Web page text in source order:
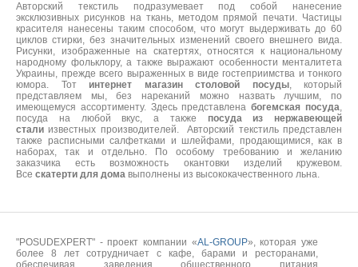
Авторский текстиль подразумевает под собой нанесение
эксклюзивных рисунков на ткань, методом прямой печати. Частицы
красителя нанесены таким способом, что могут выдерживать до 60
циклов стирки, без значительных изменений своего внешнего вида.
Рисунки, изображенные на скатертях, относятся к национальному
народному фольклору, а также выражают особенности менталитета
Украины, прежде всего выраженных в виде гостеприимства и тонкого
юмора. Тот интернет магазин столовой посуды, который
представляем мы, без нареканий можно назвать лучшим, по
имеющемуся ассортименту. Здесь представленабогемская посуда,
посуда на любой вкус, а также
посуда из нержавеющей
стали известных производителей. Авторский текстиль представлен
также расписными салфетками и шлейфами, продающимися, как в
наборах, так и отдельно. По особому требованию и желанию
заказчика есть возможность окантовки изделий кружевом.
Все скатерти для дома выполнены из высококачественного льна.
"POSUDEXPERT" - проект компании «AL-GROUP», которая уже
более 8 лет сотрудничает с кафе, барами и ресторанами,
обеспечивая заведения общественного питания